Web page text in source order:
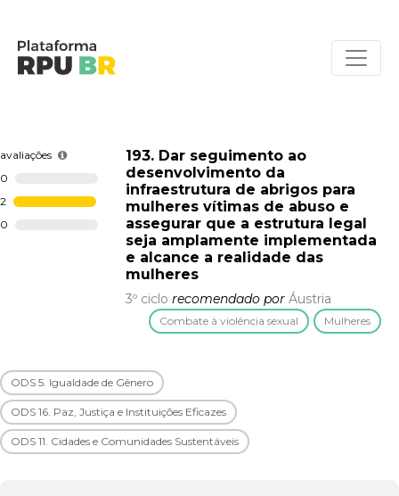
avaliações
0
2
0
193. Dar seguimento ao
desenvolvimento da
infraestrutura de abrigos para
mulheres vítimas de abuso e
assegurar que a estrutura legal
seja amplamente implementada
e alcance a realidade das
mulheres
3º ciclo recomendado por Áustria
Combate à violência sexual Mulheres
ODS 5. Igualdade de Gênero
ODS 16. Paz, Justiça e Instituições Eficazes
ODS 11. Cidades e Comunidades Sustentáveis